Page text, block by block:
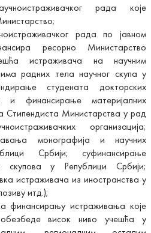
рада које
рада по јавном
ресорно Министарство
истраживача на научним
радних тела научног скупа у
студената докторских
и финансирање материјалних
Стипендиста Министарства у рад
организација;
монографија и научних
Србији; суфинансирање
скупова у Републици Србији;
истраживача из иностранства у
итд.);
финансирању истраживања које
висок ниво учешћа у